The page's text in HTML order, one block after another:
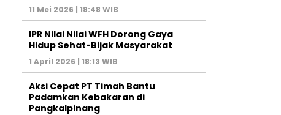
11 Mei 2026 | 18:48 WIB
IPR Nilai Nilai WFH Dorong Gaya
Hidup Sehat-Bijak Masyarakat
1 April 2026 | 18:13 WIB
Aksi Cepat PT Timah Bantu
Padamkan Kebakaran di
Pangkalpinang